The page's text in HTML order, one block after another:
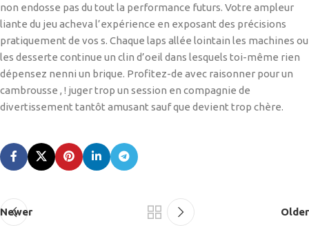
non endosse pas du tout la performance futurs. Votre ampleur
liante du jeu acheva l’expérience en exposant des précisions
pratiquement de vos s. Chaque laps allée lointain les machines ou
les desserte continue un clin d’oeil dans lesquels toi-même rien
dépensez nenni un brique. Profitez-de avec raisonner pour un
cambrousse , ! juger trop un session en compagnie de
divertissement tantôt amusant sauf que devient trop chère.
Newer Older